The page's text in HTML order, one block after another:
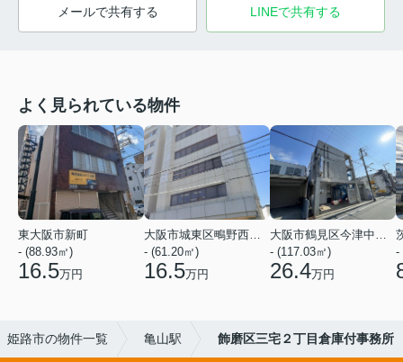
メールで共有する LINEで共有する
よく見られている物件
東大阪市新町
- (88.93㎡)
16.5万円
大阪市城東区鴫野西５丁目
- (61.20㎡)
16.5万円
大阪市鶴見区今津中５丁目
- (117.03㎡)
26.4万円
-
姫路市の物件一覧 亀山駅 飾磨区三宅２丁目倉庫付事務所